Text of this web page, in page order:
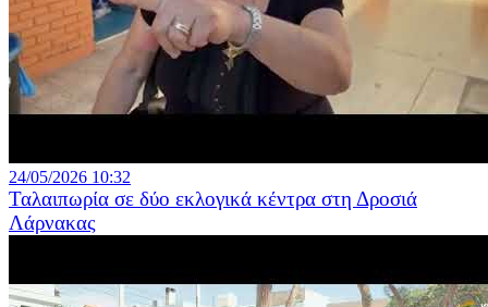
24/05/2026 10:32
Ταλαιπωρία σε δύο εκλογικά κέντρα στη Δροσιά
Λάρνακας